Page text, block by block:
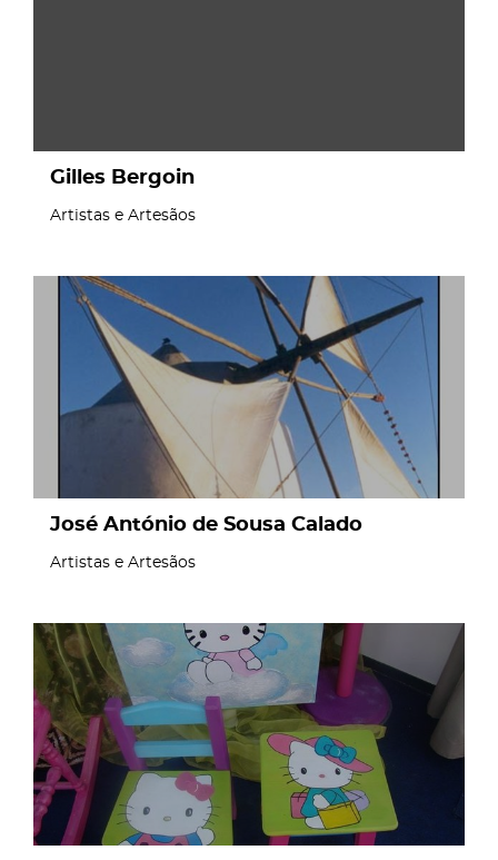
Gilles Bergoin
Artistas e Artesãos
page
José António de Sousa Calado
Artistas e Artesãos
page